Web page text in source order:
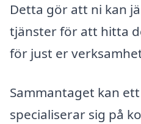
Detta gör att ni kan
tjänster för att hitta
för just er
Sammantaget kan
specialiserar sig på